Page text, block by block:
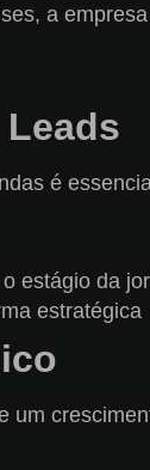
a
é
estágio da
estratégica
um